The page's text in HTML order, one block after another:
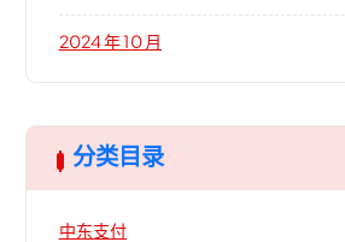
2024 年 10 月
分类目录
中东支付